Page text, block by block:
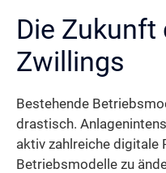
Die Zukunft
Zwillings
Bestehende
drastisch.
aktiv zahlreiche digitale
Betriebsmodelle zu